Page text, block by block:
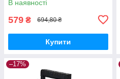
В наявності
579 ₴ 694,80 ₴
Купити
–17%